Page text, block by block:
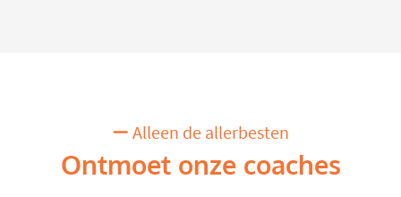
Alleen de allerbesten
Ontmoet onze coaches